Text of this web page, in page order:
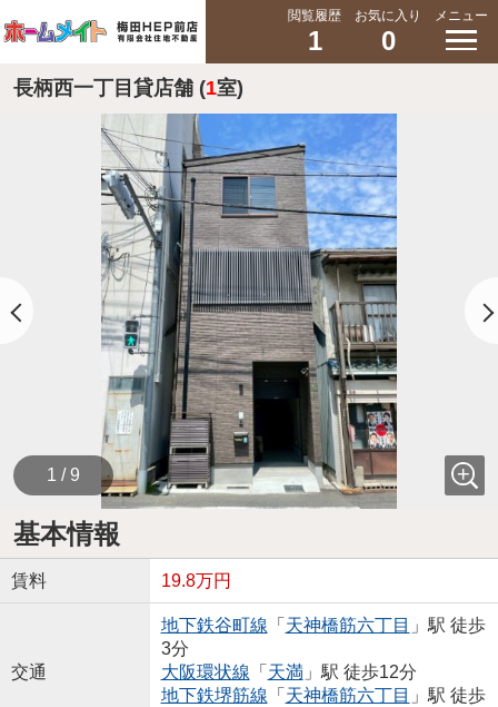
閲覧履歴
1
お気に入り
0
メニュー
長柄西一丁目貸店舗 (1室)
1 / 9
基本情報
賃料 19.8万円
交通
地下鉄谷町線 「 天神橋筋六丁目 」駅 徒歩
3分
大阪環状線 「 天満」駅 徒歩12分
地下鉄堺筋線 「 天神橋筋六丁目 」駅 徒歩